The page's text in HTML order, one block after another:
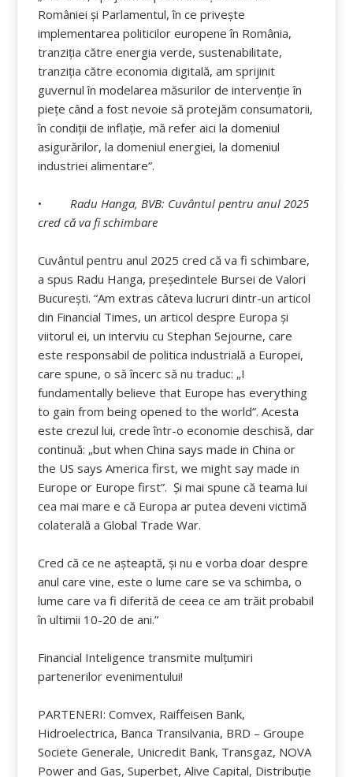
României și Parlamentul, în ce privește
implementarea politicilor europene în România,
tranziția către energia verde, sustenabilitate,
tranziția către economia digitală, am sprijinit
guvernul în modelarea măsurilor de intervenție în
piețe când a fost nevoie să protejăm consumatorii,
în condiții de inflație, mă refer aici la domeniul
asigurărilor, la domeniul energiei, la domeniul
industriei alimentare”.
• Radu Hanga, BVB: Cuvântul pentru anul 2025
cred că va fi schimbare
Cuvântul pentru anul 2025 cred că va fi schimbare,
a spus Radu Hanga, președintele Bursei de Valori
București. “Am extras câteva lucruri dintr-un articol
din Financial Times, un articol despre Europa și
viitorul ei, un interviu cu Stephan Sejourne, care
este responsabil de politica industrială a Europei,
care spune, o să încerc să nu traduc: „I
fundamentally believe that Europe has everything
to gain from being opened to the world”. Acesta
este crezul lui, crede într-o economie deschisă, dar
continuă: „but when China says made in China or
the US says America first, we might say made in
Europe or Europe first”. Și mai spune că teama lui
cea mai mare e că Europa ar putea deveni victimă
colaterală a Global Trade War.
Cred că ce ne așteaptă, și nu e vorba doar despre
anul care vine, este o lume care se va schimba, o
lume care va fi diferită de ceea ce am trăit probabil
în ultimii 10-20 de ani.”
Financial Inteligence transmite mulțumiri
partenerilor evenimentului!
PARTENERI: Comvex, Raiffeisen Bank,
Hidroelectrica, Banca Transilvania, BRD – Groupe
Societe Generale, Unicredit Bank, Transgaz, NOVA
Power and Gas, Superbet, Alive Capital, Distribuție